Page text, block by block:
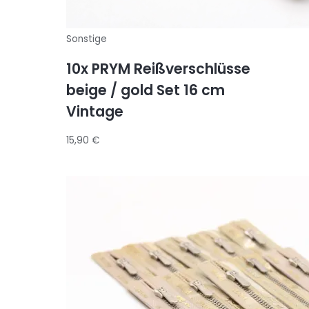
Sonstige
10x PRYM Reißverschlüsse
beige / gold Set 16 cm
Vintage
15,90€